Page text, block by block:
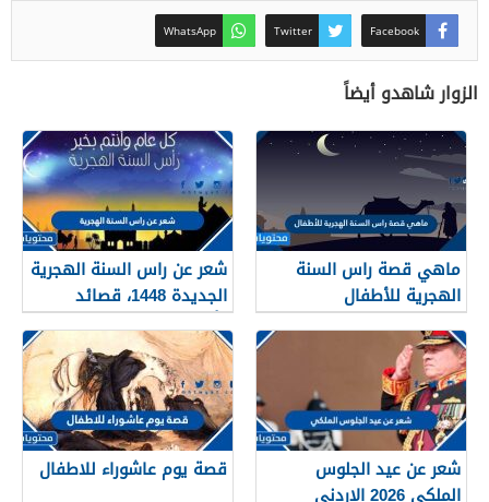
Facebook
Twitter
WhatsApp
الزوار شاهدو أيضاً
ماهي قصة راس السنة
الهجرية للأطفال
شعر عن راس السنة الهجرية
الجديدة 1448، قصائد
وأشعار عن العام الجديد
شعر عن عيد الجلوس
الملكي 2026 الاردني
قصة يوم عاشوراء للاطفال